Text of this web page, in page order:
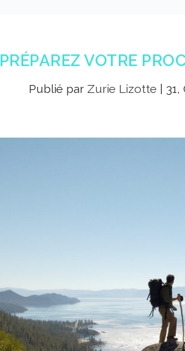
PRÉPAREZ VOTRE
Publié par Zurie Lizotte 31,